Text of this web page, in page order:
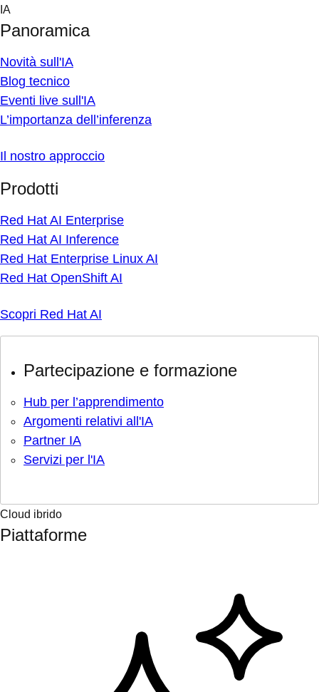
Skip
content
IA
Panoramica
Novità sull'IA
Blog tecnico
Eventi live sull'IA
L’importanza dell’inferenza
Il nostro approccio
Prodotti
Red Hat AI Enterprise
Red Hat AI Inference
Red Hat Enterprise Linux AI
Red Hat OpenShift AI
Scopri Red Hat AI
Partecipazione e formazione
Hub per l’apprendimento
Argomenti relativi all'IA
Partner IA
Servizi per l'IA
Cloud ibrido
Piattaforme